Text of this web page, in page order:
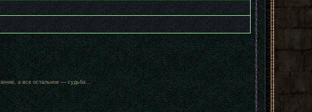
а все остальное — судьба…